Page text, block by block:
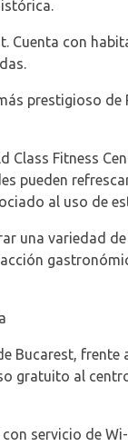
con
prestigioso
Class Fitness
pueden
al uso de
una variedad
Bucarest,
gratuito al
servicio de